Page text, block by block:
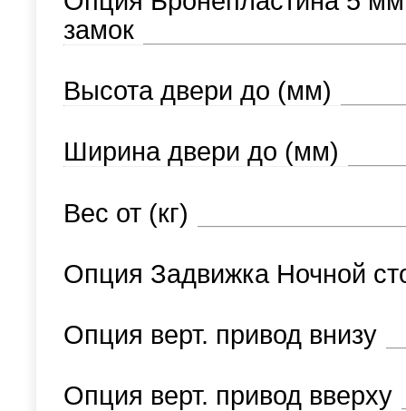
замок
Высота двери до (мм)
Ширина двери до (мм)
Вес от (кг)
Опция Задвижка Ночной
Опция верт. привод внизу
Опция верт. привод вверху